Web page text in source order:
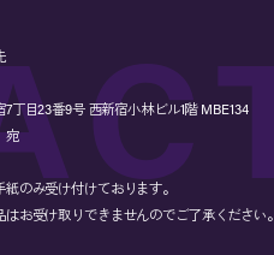
丁目23番9号 西新宿小林ビル1階 MBE134
宛
のみ受け付けております。
お受け取りできませんのでご了承ください。